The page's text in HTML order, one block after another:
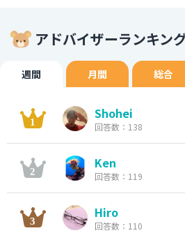
アドバイザーランキン
週間 月間 総合
Shohei
回答数：138
Ken
回答数：119
Hiro
回答数：110